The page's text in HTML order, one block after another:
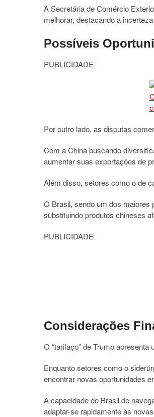
A Secretária de Comércio
melhorar, destacando a
Possíveis
PUBLICIDADE
Por outro lado, as disputas
Com a China buscando
aumentar suas exportações de
Além disso, setores como o de
O Brasil, sendo um dos maiores
substituindo produtos chineses
PUBLICIDADE
Considerações
O “tarifaço” de Trump
Enquanto setores como o
encontrar novas oportunidades
A capacidade do Brasil de
adaptar-se rapidamente às